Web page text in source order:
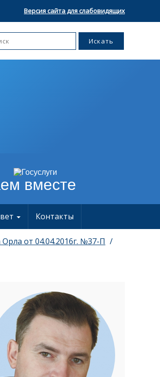
Версия сайта для слабовидящих
вместе
Контакты
от 04.04.2016г. №37-П